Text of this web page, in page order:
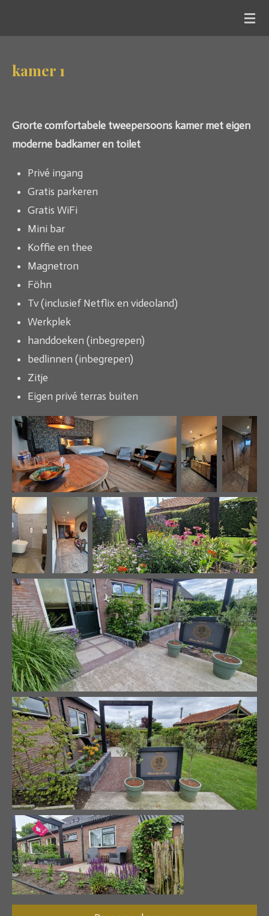
direct
de
kamer 1
Grorte comfortabele tweepersoons kamer met eigen
moderne badkamer en toilet
Privé ingang
Gratis parkeren
Gratis WiFi
Mini bar
Koffie en thee
Magnetron
Föhn
Tv (inclusief Netflix en videoland)
Werkplek
handdoeken (inbegrepen)
bedlinnen (inbegrepen)
Zitje
Eigen privé terras buiten